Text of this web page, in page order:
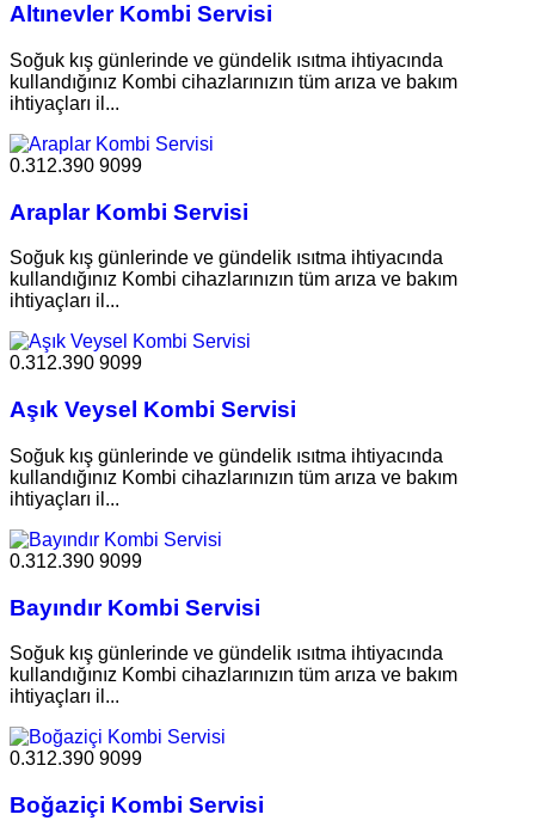
Altınevler Kombi Servisi
Soğuk kış günlerinde ve gündelik ısıtma ihtiyacında
kullandığınız Kombi cihazlarınızın tüm arıza ve bakım
ihtiyaçları il...
0.312.390 9099
Araplar Kombi Servisi
Soğuk kış günlerinde ve gündelik ısıtma ihtiyacında
kullandığınız Kombi cihazlarınızın tüm arıza ve bakım
ihtiyaçları il...
0.312.390 9099
Aşık Veysel Kombi Servisi
Soğuk kış günlerinde ve gündelik ısıtma ihtiyacında
kullandığınız Kombi cihazlarınızın tüm arıza ve bakım
ihtiyaçları il...
0.312.390 9099
Bayındır Kombi Servisi
Soğuk kış günlerinde ve gündelik ısıtma ihtiyacında
kullandığınız Kombi cihazlarınızın tüm arıza ve bakım
ihtiyaçları il...
0.312.390 9099
Boğaziçi Kombi Servisi